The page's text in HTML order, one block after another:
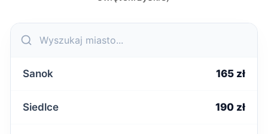
Sanok 165 zł
Siedlce 190 zł